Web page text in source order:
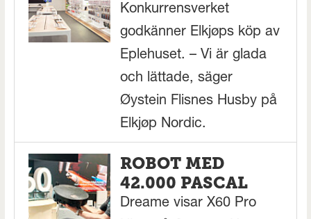
Konkurrensverket
godkänner Elkjøps köp av
Eplehuset. – Vi är glada
och lättade, säger
Øystein Flisnes Husby på
Elkjøp Nordic.
ROBOT MED
42.000 PASCAL
Dreame visar X60 Pro